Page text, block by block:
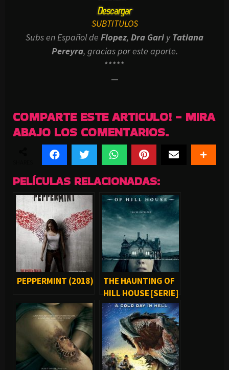
SUBTITULOS
Subs en Español de Flopez, Dra Gari yTatiana
Pereyra, gracias por este aporte.
*****
—
COMPARTE ESTE ARTICULO! - MIRA
ABAJO LOS COMENTARIOS.
PELÍCULAS RELACIONADAS:
PEPPERMINT (2018)
THE HAUNTING OF
HILL HOUSE [SERIE]